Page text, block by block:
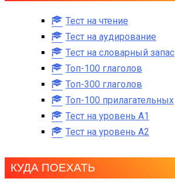
Тест на чтение
Тест на аудирование
Тест на словарный запас
Топ-100 глаголов
Топ-300 глаголов
Топ-100 прилагательных
Тест на уровень A1
Тест на уровень A2
КУДА ПОЕХАТЬ